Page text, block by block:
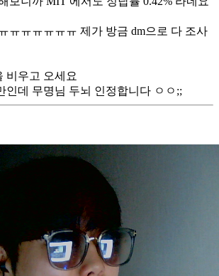
ㅠㅠㅠㅠㅠㅠ 제가 방금 dm으로 다 조사
비우고 오세요
인데 무명님 두뇌 인정합니다 ㅇㅇ;;